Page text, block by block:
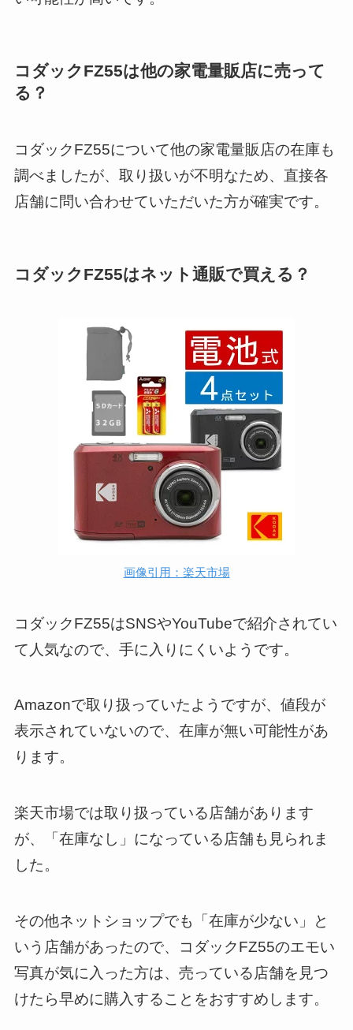
コダックFZ55は他の家電量販店に売って
る？
コダックFZ55について他の家電量販店の在庫も
調べましたが、取り扱いが不明なため、直接各
店舗に問い合わせていただいた方が確実です。
コダックFZ55はネット通販で買える？
画像引用：楽天市場
コダックFZ55はSNSやYouTubeで紹介されてい
て人気なので、手に入りにくいようです。
Amazonで取り扱っていたようですが、値段が
表示されていないので、在庫が無い可能性があ
ります。
楽天市場では取り扱っている店舗があります
が、「在庫なし」になっている店舗も見られま
した。
その他ネットショップでも「在庫が少ない」と
いう店舗があったので、コダックFZ55のエモい
写真が気に入った方は、売っている店舗を見つ
けたら早めに購入することをおすすめします。